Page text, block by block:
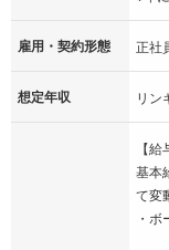
雇用・契約形態 正社
想定年収 リン
【給
基本
て変
・